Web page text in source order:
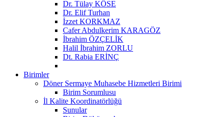
Dr. Tülay KÖSE
Dr. Elif Turhan
İzzet KORKMAZ
Cafer Abdulkerim KARAGÖZ
İbrahim ÖZÇELİK
Halil İbrahim ZORLU
Dt. Rabia ERİNÇ
Birimler
Döner Sermaye Muhasebe Hizmetleri Birimi
Birim Sorumlusu
İl Kalite Koordinatörlüğü
Sunular